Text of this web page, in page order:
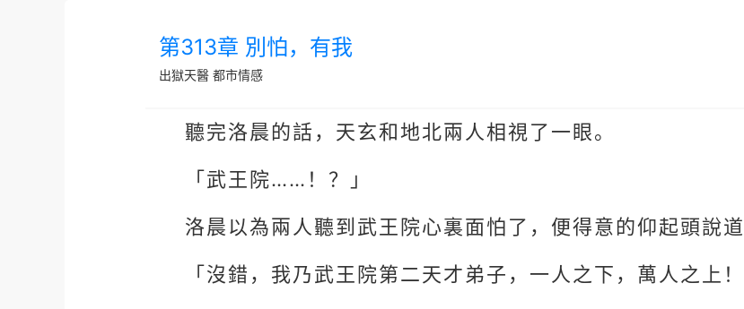
第313章 別怕，有我
出獄天醫 都市情感
聽完洛晨的話，天玄和地北兩人相視了一眼。
「武王院……！？」
洛晨以為兩人聽到武王院心裏面怕了，便得意的仰起頭說道
「沒錯，我乃武王院第二天才弟子，一人之下，萬人之上！